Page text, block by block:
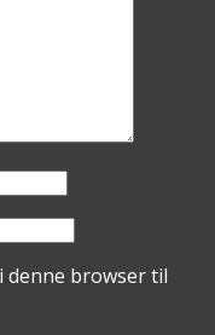
denne browser til